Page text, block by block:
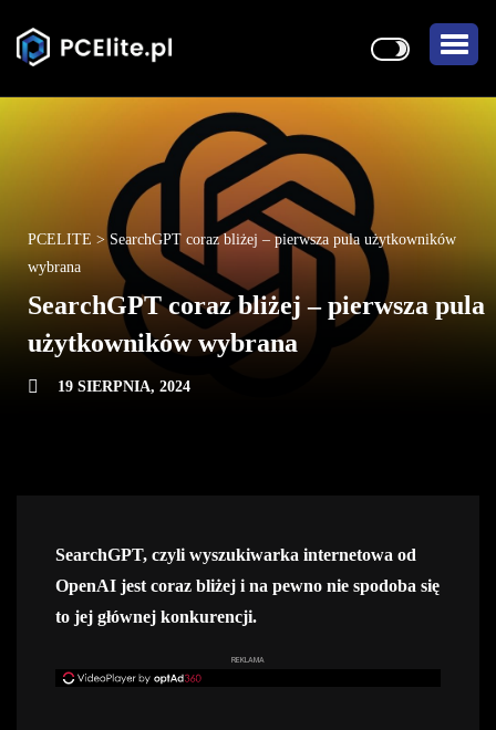
PCELITE >SearchGPT coraz bliżej – pierwsza pula użytkowników
wybrana
SearchGPT coraz bliżej – pierwsza pula
użytkowników wybrana
19 SIERPNIA, 2024
SearchGPT, czyli wyszukiwarka internetowa od
OpenAI jest coraz bliżej i na pewno nie spodoba się
to jej głównej konkurencji.
REKLAMA